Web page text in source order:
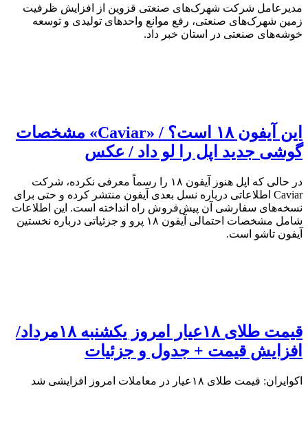
مدیرعامل شرکت شهرک‌های صنعتی قزوین از افزایش ظرفیت
زمین شهرک‌های صنعتی، رفع موانع واحدهای تولیدی و توسعه
خوشه‌های صنعتی در استان خبر داد.
این آیفون ۱۸ است؟ / «Caviar» مشخصات
گوشی جدید اپل را لو داد / عکس
در حالی که اپل هنوز آیفون ۱۸ را رسماً معرفی نکرده، شرکت
Caviar اطلاعاتی درباره نسل بعدی آیفون منتشر کرده و حتی برای
نسخه‌های سفارشی آن پیش‌فروش راه انداخته است. این اطلاعات
شامل مشخصات احتمالی آیفون ۱۸ پرو و جزئیاتی درباره نخستین
آیفون تاشو است.
قیمت طلای ۱۸عیار امروز یکشنبه ۱۸مرداد/
افزایش قیمت + جدول و جزئیات
اکوایران: قیمت طلای ۱۸عیار در معاملات امروز افزایشی شد